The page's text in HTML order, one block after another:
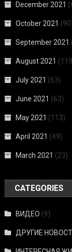
December 2021
October 2021
September 2021
August 2021
July 2021 (63)
June 2021 (63)
May 2021 (113)
April 2021 (49)
March 2021 (23)
CATEGORIES
ВИДЕО (9)
ДРУГИЕ